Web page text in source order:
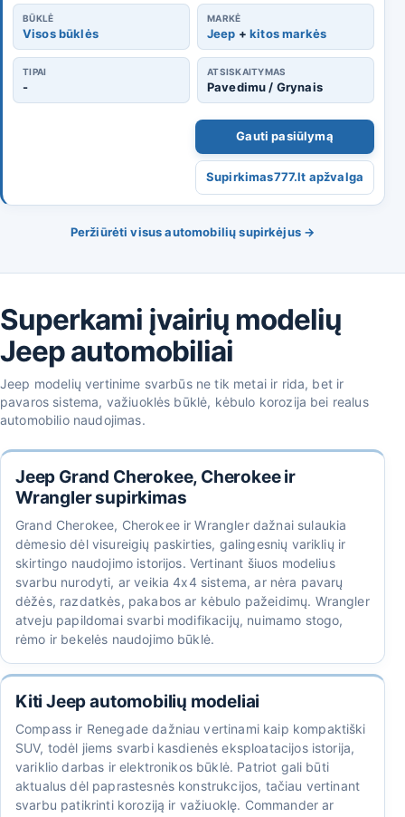
BŪKLĖ
Visos būklės
MARKĖ
Jeep +kitos markės
TIPAI
-
ATSISKAITYMAS
Pavedimu / Grynais
Gauti pasiūlymą
Supirkimas777.lt apžvalga
Peržiūrėti visus automobilių supirkėjus →
Superkami įvairių modelių
Jeep automobiliai
Jeep modelių vertinime svarbūs ne tik metai ir rida, bet ir
pavaros sistema, važiuoklės būklė, kėbulo korozija bei realus
automobilio naudojimas.
Jeep Grand Cherokee, Cherokee ir
Wrangler supirkimas
Grand Cherokee, Cherokee ir Wrangler dažnai sulaukia
dėmesio dėl visureigių paskirties, galingesnių variklių ir
skirtingo naudojimo istorijos. Vertinant šiuos modelius
svarbu nurodyti, ar veikia 4x4 sistema, ar nėra pavarų
dėžės, razdatkės, pakabos ar kėbulo pažeidimų. Wrangler
atveju papildomai svarbi modifikacijų, nuimamo stogo,
rėmo ir bekelės naudojimo būklė.
Kiti Jeep automobilių modeliai
Compass ir Renegade dažniau vertinami kaip kompaktiški
SUV, todėl jiems svarbi kasdienės eksploatacijos istorija,
variklio darbas ir elektronikos būklė. Patriot gali būti
aktualus dėl paprastesnės konstrukcijos, tačiau vertinant
svarbu patikrinti koroziją ir važiuoklę. Commander ar